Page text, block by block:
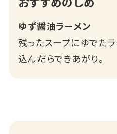
ゆず醤油ラーメン
残ったスープにゆでた
込んだらできあがり。